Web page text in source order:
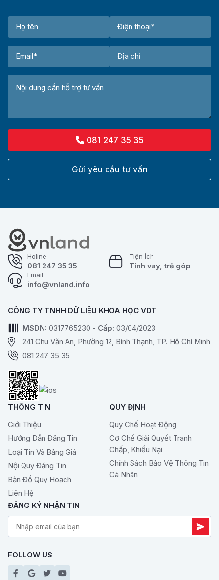
081 247 35 35
Gửi yêu cầu tư vấn
Holine
081 247 35 35
Tiện Ích
Tính vay, trả góp
Email
info@vnland.info
CÔNG TY TNHH DỮ LIỆU KHOA HỌC VDT
MSDN: 0317765230 - Cấp: 03/04/2023
241 Chu Văn An, Phường 12, Bình Thạnh, TP. Hồ Chí Minh
081 247 35 35
THÔNG TIN
Giới Thiệu
Hướng Dẫn Đăng Tin
Loại Tin Và Bảng Giá
Nội Quy Đăng Tin
Bản Đồ Quy Hoạch
Liên Hệ
QUY ĐỊNH
Quy Chế Hoạt Động
Cơ Chế Giải Quyết Tranh
Chấp, Khiếu Nại
Chính Sách Bảo Vệ Thông Tin
Cá Nhân
ĐĂNG KÝ NHẬN TIN
FOLLOW US